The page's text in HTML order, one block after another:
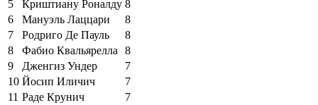
5 Криштиану Роналду 8
6
Мануэль Лаццари
8
7
Родриго Де Пауль
8
8
Фабио Квальярелла
8
9
Дженгиз Ундер
7
10 Йосип Иличич
7
11 Раде Крунич
7